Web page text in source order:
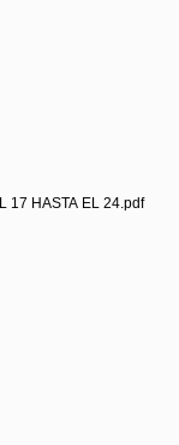
17 HASTA EL 24.pdf